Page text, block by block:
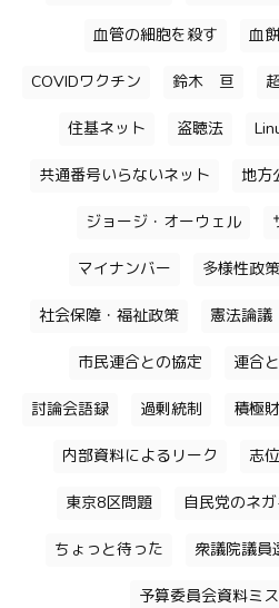
血管の細胞を殺す 血餅
COVIDワクチン 鈴木 亘
住基ネット 盗聴法
共通番号いらないネット 地方
ジョージ・オーウェル
マイナンバー 多様性政策
社会保障・福祉政策 憲法論議
市民連合との協定 連合
討論会語録 過剰統制 積極
内部資料によるリーク 志
東京8区問題 自民党のネ
ちょっと待った 衆議院議員
予算委員会資料ミ